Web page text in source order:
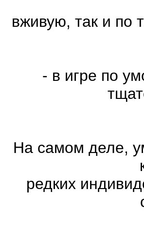
вживую, так и по
- в игре по
На самом деле,
редких